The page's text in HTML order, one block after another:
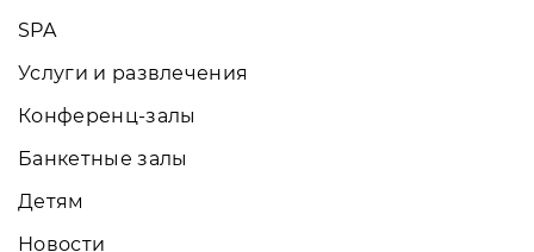
SPA
Услуги и развлечения
Конференц-залы
Банкетные залы
Детям
Новости